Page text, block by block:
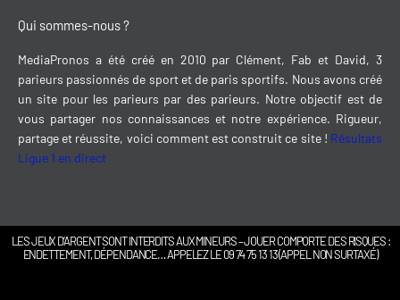
Qui sommes-nous ?
MediaPronos a été créé en 2010 par Clément, Fab et David, 3
parieurs passionnés de sport et de paris sportifs. Nous avons créé
un site pour les parieurs par des parieurs. Notre objectif est de
vous partager nos connaissances et notre expérience. Rigueur,
partage et réussite, voici comment est construit ce site ! Résultats
Ligue 1 en direct
LES JEUX D’ARGENT SONT INTERDITS AUX MINEURS – JOUER COMPORTE DES RISQUES :
ENDETTEMENT, DÉPENDANCE… APPELEZ LE 09 74 75 13 13 (APPEL NON SURTAXÉ)